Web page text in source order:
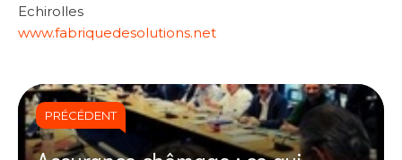
Echirolles
www.fabriquedesolutions.net
PRÉCÉDENT